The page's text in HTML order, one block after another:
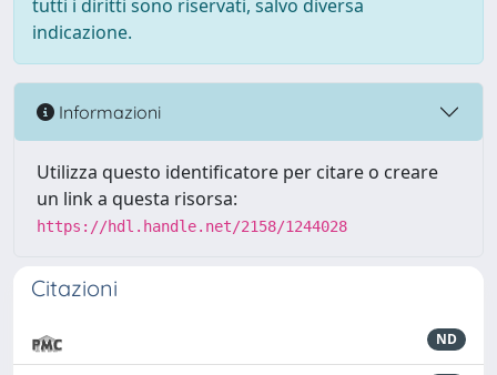
tutti i diritti sono riservati, salvo diversa
indicazione.
Informazioni
Utilizza questo identificatore per citare o creare
un link a questa risorsa:
https://hdl.handle.net/2158/1244028
Citazioni
ND